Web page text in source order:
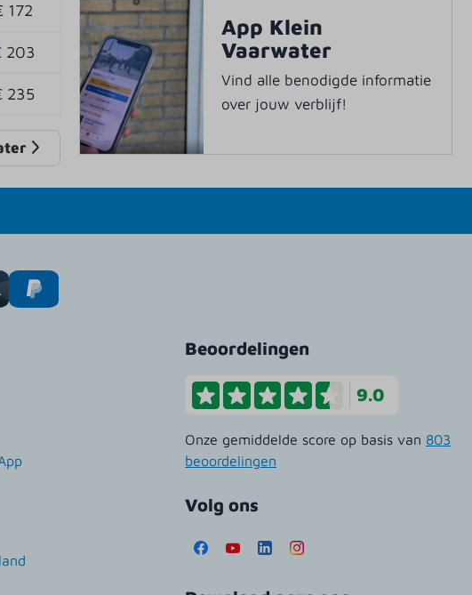
172
203
235
App Klein
Vaarwater
Vind alle benodigde informatie
over jouw verblijf!
Beoordelingen
9.0
Onze gemiddelde score op basis van 803
beoordelingen
Volg ons